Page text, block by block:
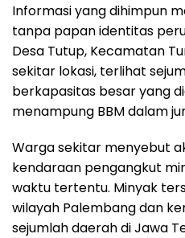
Informasi yang dihimpun
tanpa papan identitas
Desa Tutup, Kecamatan
sekitar lokasi, terlihat
berkapasitas besar yang
menampung BBM dalam
Warga sekitar menyebut
kendaraan pengangkut
waktu tertentu. Minyak
wilayah Palembang dan
sejumlah daerah di Jawa